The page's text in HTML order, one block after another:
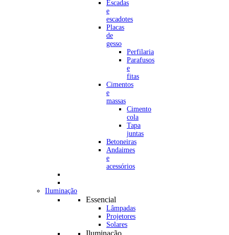
Escadas
e
escadotes
Placas
de
gesso
Perfilaria
Parafusos
e
fitas
Cimentos
e
massas
Cimento
cola
Tapa
juntas
Betoneiras
Andaimes
e
acessórios
Iluminação
Essencial
Lâmpadas
Projetores
Solares
Iluminação